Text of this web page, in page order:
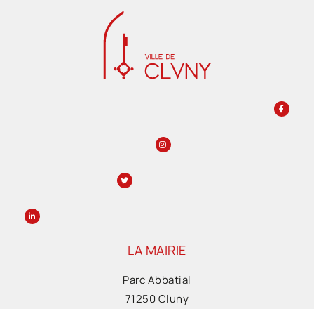
LA MAIRIE
Parc Abbatial
71250 Cluny